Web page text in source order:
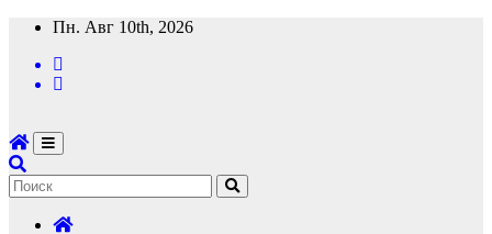
Перейти
содержимому
Пн. Авг 10th, 2026